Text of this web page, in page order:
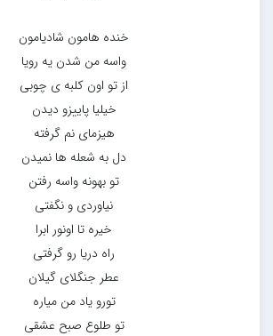
خنده هامون شادیامون
واسه من شدن یه رویا
از تو اون کلبه ی چوبی
خیلیا پاییزو دیدن
هیزمای نم گرفته
دل به شعله ها نمیدن
تو بهونه واسه رفتن
نیاوردی و نگفتی
خیره تا اونور ابرا
راه دریا رو گرفتی
عطر جنگلای گیلان
تورو یاد من میاره
تو طلوع صبح عشقی